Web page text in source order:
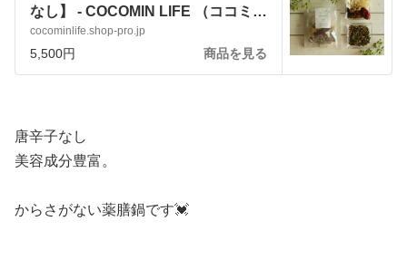
なし】 - COCOMIN LIFE （ココミン
ライフ）
cocominlife.shop-pro.jp
5,500円 商品を見る
唐辛子なし
美容成分豊富。
からさがない薬膳鍋です💓